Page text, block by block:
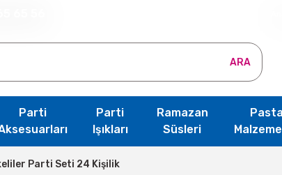
ARA
Parti
Parti
Işıkları
Ramazan
Süsleri
Pasta
Parti Seti 24 Kişilik